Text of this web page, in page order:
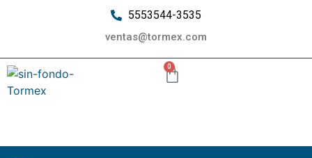
5553544-3535
ventas@tormex.com
0